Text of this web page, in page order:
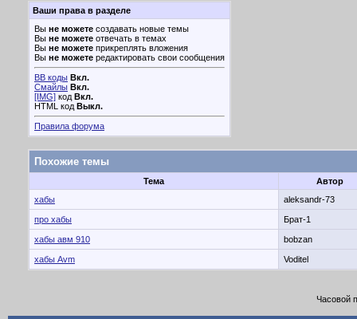
Ваши права в разделе
Вы не можете создавать новые темы
Вы не можете отвечать в темах
Вы не можете прикреплять вложения
Вы не можете редактировать свои сообщения
BB коды Вкл.
Смайлы Вкл.
[IMG] код Вкл.
HTML код Выкл.
Правила форума
Похожие темы
Тема
Автор
хабы
aleksandr-73
про хабы Брат-1
хабы авм 910 bobzan
хабы Avm Voditel
Часовой